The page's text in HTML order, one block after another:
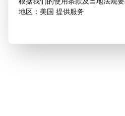
地区：美国 提供服务